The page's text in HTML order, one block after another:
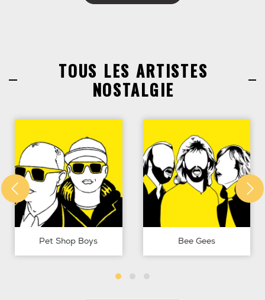
TOUS LES ARTISTES
NOSTALGIE
Pet Shop Boys Bee Gees